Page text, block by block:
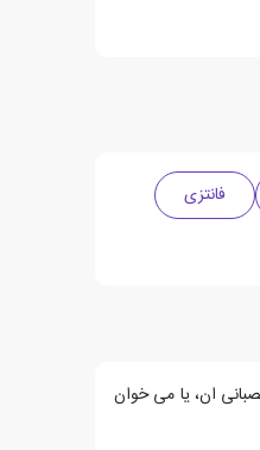
فانتزی
ان، یا می خوان